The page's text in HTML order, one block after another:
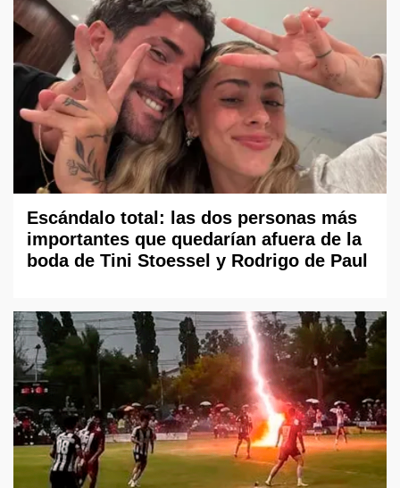
Escándalo total: las dos personas más
importantes que quedarían afuera de la
boda de Tini Stoessel y Rodrigo de Paul